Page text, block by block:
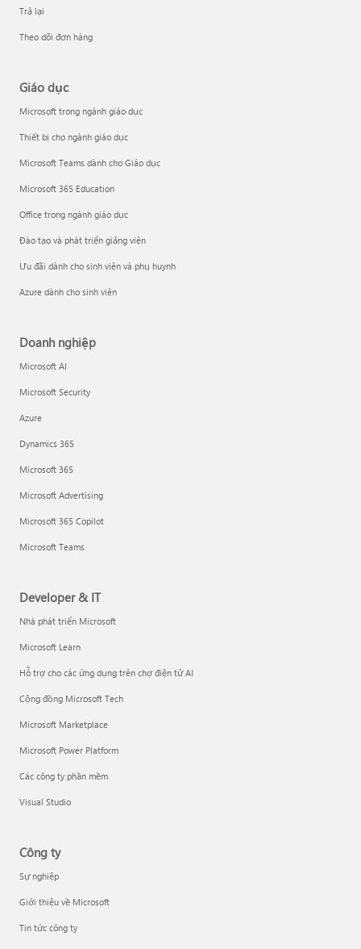
Trả lại
Theo dõi đơn hàng
Giáo dục
Microsoft trong ngành giáo dục
Thiết bị cho ngành giáo dục
Microsoft Teams dành cho Giáo dục
Microsoft 365 Education
Office trong ngành giáo dục
Đào tạo và phát triển giảng viên
Ưu đãi dành cho sinh viên và phụ huynh
Azure dành cho sinh viên
Doanh nghiệp
Microsoft AI
Microsoft Security
Azure
Dynamics 365
Microsoft 365
Microsoft Advertising
Microsoft 365 Copilot
Microsoft Teams
Developer & IT
Nhà phát triển Microsoft
Microsoft Learn
Hỗ trợ cho các ứng dụng trên chợ điện tử AI
Cộng đồng Microsoft Tech
Microsoft Marketplace
Microsoft Power Platform
Các công ty phần mềm
Visual Studio
Công ty
Sự nghiệp
Giới thiệu về Microsoft
Tin tức công ty